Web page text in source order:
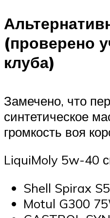
(проверено
клуба)
Замечено, что
синтетическое
громкость воя
LiquiMoly 5w-40
Shell Spirax
Motul G300